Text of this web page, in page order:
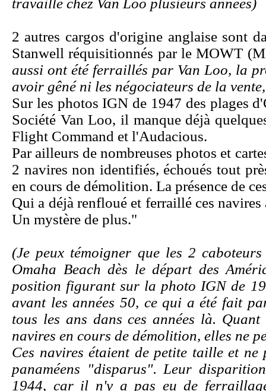
travaillé chez Van Loo plusieurs années)
2 autres cargos d'origine anglaise sont
Stanwell réquisitionnés par le MOWT
aussi ont été ferraillés par Van Loo, la
avoir gêné ni les négociateurs de la
Sur les photos IGN de 1947 des plages
Société Van Loo, il manque déjà
Flight Command et l'Audacious.
Par ailleurs de nombreuses photos et
2 navires non identifiés, échoués tout
en cours de démolition. La présence de
Qui a déjà renfloué et ferraillé ces
Un mystère de plus."
(Je peux témoigner que les 2
Omaha Beach dès le départ des
position figurant sur la photo IGN de
avant les années 50, ce qui a été fait
tous les ans dans ces années là.
navires en cours de démolition, elles ne
Ces navires étaient de petite taille et ne
panaméens "disparus". Leur
1944, car il n'y a pas eu de